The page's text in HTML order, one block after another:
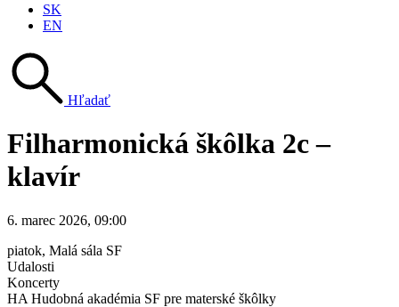
SK
EN
Hľadať
Filharmonická škôlka 2c –
klavír
6. marec 2026, 09:00
piatok, Malá sála SF
Udalosti
Koncerty
HA Hudobná akadémia SF pre materské škôlky